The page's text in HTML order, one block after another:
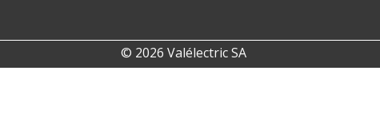
© 2026 Valélectric SA